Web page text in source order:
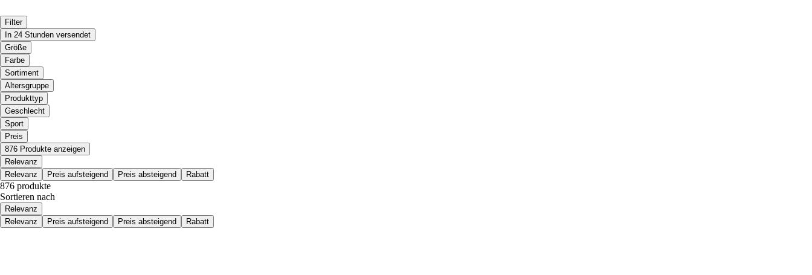
Filter
In 24 Stunden versendet
Größe
Farbe
Sortiment
Altersgruppe
Produkttyp
Geschlecht
Sport
Preis
876 Produkte anzeigen
Relevanz
Relevanz
Preis aufsteigend Preis absteigend Rabatt
876 produkte
Sortieren nach
Relevanz
Relevanz
Preis aufsteigend Preis absteigend Rabatt